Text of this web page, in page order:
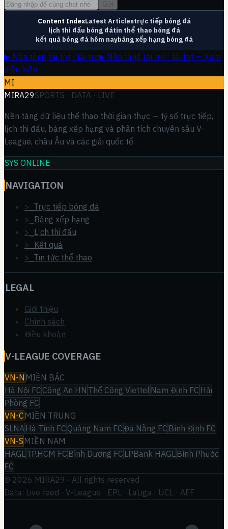
Gửi
Content IndexLatest Articlestrực tiếp bóng đá
lịch thi đấu bóng đátin thể thao bóng đá
kết quả bóng đá hôm naybảng xếp hạng bóng đá
▶ Nền tảng tài trợ · tài trợ▶ Nền tảng tài trợ · tài trợ — Xem
điều kiện
MI
MIRA29SPORTS · DATA · LIVE
Nền tảng dữ liệu thể thao thời gian thực — tỷ số trực tiếp,
lịch thi đấu, bảng xếp hạng và phân tích chuyên sâu V-
League, châu Âu và các giải quốc tế.
SYS ONLINE
NAVIGATION
>_ Trực tiếp bóng đá
>_ Bảng xếp hạng
>_ Lịch thi đấu
>_ Kết quả
>_ Tin tức thể thao
LEGAL
Giới thiệu
Chính sách
Điều khoản
V-LEAGUE COVERAGE
VN-N MIỀN BẮC
Hà Nội FC Công An HN Thể Công Viettel Nam Định FC Hải
Phòng FC
VN-CMIỀN TRUNG
SLNA Hà Tĩnh FC Quảng Nam FC Đà Nẵng FC Bình Định FC
VN-SMIỀN NAM
HAGL TP.HCM FC Bình Dương FC LPBank HAGL Bình Phước
FC
© 2026 MIRA29 · All rights reserved
Data: Live feed · V-League · EPL · LaLiga · UCL · AFF